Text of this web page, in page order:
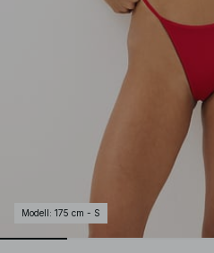
Modell : 175 cm - S